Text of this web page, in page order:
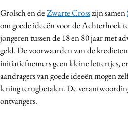
Academy
Partners
Topics
Artificial Intelligence
Bureaus
Campagnes
Carriere
Grolsch en deZwarte Crosszijn samen
om goede ideeën voor de Achterhoek
jongeren tussen de 18 en 80 jaar met
geld. De voorwaarden van de
initiatiefnemers geen kleine lettertjes,
aandragers van goede ideeën mogen
lening terugbetalen. De
ontvangers.